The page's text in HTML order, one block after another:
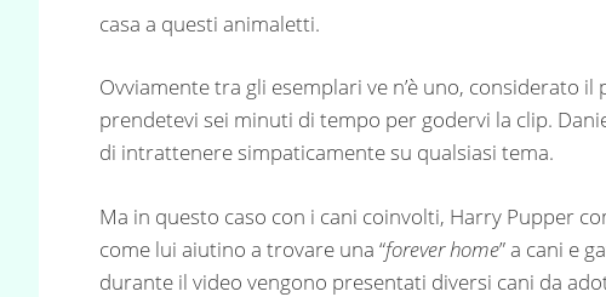
casa a questi animaletti.
Ovviamente tra gli esemplari ve n’è uno, considerato
prendetevi sei minuti di tempo per godervi la clip.
di intrattenere simpaticamente su qualsiasi tema.
Ma in questo caso con i cani coinvolti, Harry Pupper
come lui aiutino a trovare una “forever home” a cani e
durante il video vengono presentati diversi cani da